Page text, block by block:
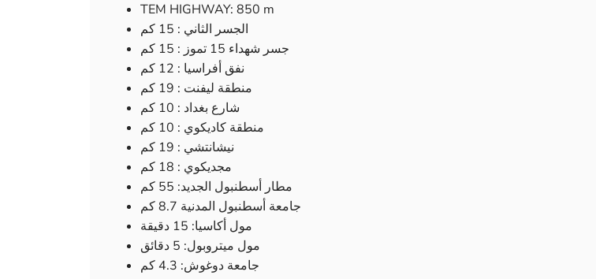
TEM HIGHWAY: 850 m
الجسر الثاني : 15 كم
جسر شهداء 15 تموز : 15 كم
نفق أفراسيا : 12 كم
منطقة ليفنت : 19 كم
شارع بغداد : 10 كم
منطقة كاديكوي : 10 كم
نيشانتشي : 19 كم
مجديكوي : 18 كم
مطار أسطنبول الجديد: 55 كم
جامعة أسطنبول المدنية 8.7 كم
مول أكاسيا: 15 دقيقة
مول ميتروبول: 5 دقائق
جامعة دوغوش: 4.3 كم